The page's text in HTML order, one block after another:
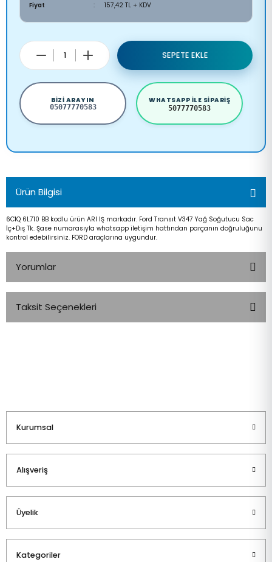
Fiyat
157,42 TL + KDV
SEPETE EKLE
BIZI ARAYIN
05077770583
WHATSAPP ILE SIPARIŞ
5077770583
Ürün Bilgisi
6C1Q 6L710 BB kodlu ürün ARI İŞ markadır. Ford Transıt V347 Yağ Soğutucu Sac
İç+Dış Tk. Şase numarasıyla whatsapp iletişim hattından parçanın doğruluğunu
kontrol edebilirsiniz. FORD araçlarına uygundur.
Yorumlar
Taksit Seçenekleri
Kurumsal
Alışveriş
Üyelik
Kategoriler